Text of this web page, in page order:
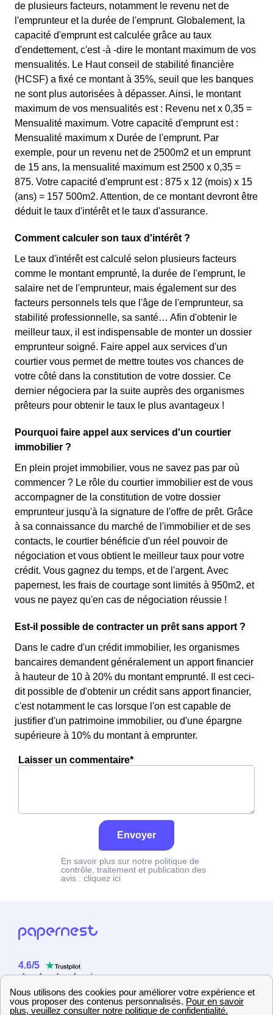
de plusieurs facteurs, notamment le revenu net de
l'emprunteur et la durée de l'emprunt. Globalement, la
capacité d'emprunt est calculée grâce au taux
d'endettement, c'est -à -dire le montant maximum de vos
mensualités. Le Haut conseil de stabilité financière
(HCSF) a fixé ce montant à 35%, seuil que les banques
ne sont plus autorisées à dépasser. Ainsi, le montant
maximum de vos mensualités est : Revenu net x 0,35 =
Mensualité maximum. Votre capacité d'emprunt est :
Mensualité maximum x Durée de l'emprunt. Par
exemple, pour un revenu net de 2500m2 et un emprunt
de 15 ans, la mensualité maximum est 2500 x 0,35 =
875. Votre capacité d'emprunt est : 875 x 12 (mois) x 15
(ans) = 157 500m2. Attention, de ce montant devront être
déduit le taux d'intérêt et le taux d'assurance.
Comment calculer son taux d'intérêt ?
Le taux d'intérêt est calculé selon plusieurs facteurs
comme le montant emprunté, la durée de l'emprunt, le
salaire net de l'emprunteur, mais également sur des
facteurs personnels tels que l'âge de l'emprunteur, sa
stabilité professionnelle, sa santé… Afin d'obtenir le
meilleur taux, il est indispensable de monter un dossier
emprunteur soigné. Faire appel aux services d'un
courtier vous permet de mettre toutes vos chances de
votre côté dans la constitution de votre dossier. Ce
dernier négociera par la suite auprès des organismes
prêteurs pour obtenir le taux le plus avantageux !
Pourquoi faire appel aux services d'un courtier
immobilier ?
En plein projet immobilier, vous ne savez pas par où
commencer ? Le rôle du courtier immobilier est de vous
accompagner de la constitution de votre dossier
emprunteur jusqu'à la signature de l'offre de prêt. Grâce
à sa connaissance du marché de l'immobilier et de ses
contacts, le courtier bénéficie d'un réel pouvoir de
négociation et vous obtient le meilleur taux pour votre
crédit. Vous gagnez du temps, et de l'argent. Avec
papernest, les frais de courtage sont limités à 950m2, et
vous ne payez qu'en cas de négociation réussie !
Est-il possible de contracter un prêt sans apport ?
Dans le cadre d'un crédit immobilier, les organismes
bancaires demandent généralement un apport financier
à hauteur de 10 à 20% du montant emprunté. Il est ceci-
dit possible de d'obtenir un crédit sans apport financier,
c'est notamment le cas lorsque l'on est capable de
justifier d'un patrimoine immobilier, ou d'une épargne
supérieure à 10% du montant à emprunter.
Laisser un commentaire*
Envoyer
En savoir plus sur notre politique de
contrôle, traitement et publication des
avis : cliquez ici
4.6/5
2358 utilisateurs